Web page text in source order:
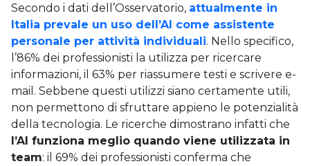
Secondo i dati dell’Osservatorio, attualmente in
Italia prevale un uso dell’AI come assistente
personale per attività individuali. Nello specifico,
l’86% dei professionisti la utilizza per ricercare
informazioni, il 63% per riassumere testi e scrivere e-
mail. Sebbene questi utilizzi siano certamente utili,
non permettono di sfruttare appieno le potenzialità
della tecnologia. Le ricerche dimostrano infatti che
l’AI funziona meglio quando viene utilizzata in
team: il 69% dei professionisti conferma che